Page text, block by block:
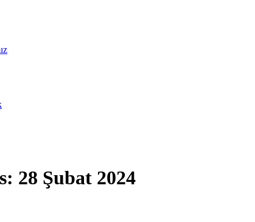
28 Şubat 2024